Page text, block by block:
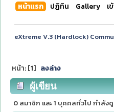
หน้าแรก ปฏิทิน Gallery เ
eXtreme V.3 (Hardlock)
หน้า: [1] ลงล่าง
ผู้เขียน
0 สมาชิก และ 1 บุคคลทั่วไป กำลัง